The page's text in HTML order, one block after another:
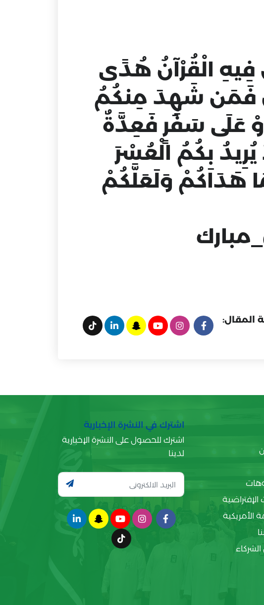
فِيهِ الْقُرْآنُ هُدًى
فَمَن شَهِدَ مِنكُمُ
عَلَى سَفَرٍ فَعِدَّةٌ
يُرِيدُ بِكُمُ الْعُسْرَ
مَا هَدَاكُمْ وَلَعَلَّكُمْ
المقال:
الإفتراضية
الأمريكية
اشترك في النشرة الإخبارية
اشترك للحصول على النشرة الإخبارية
لدينا